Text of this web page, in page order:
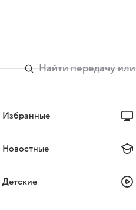
Избранные
Новостные
Детские